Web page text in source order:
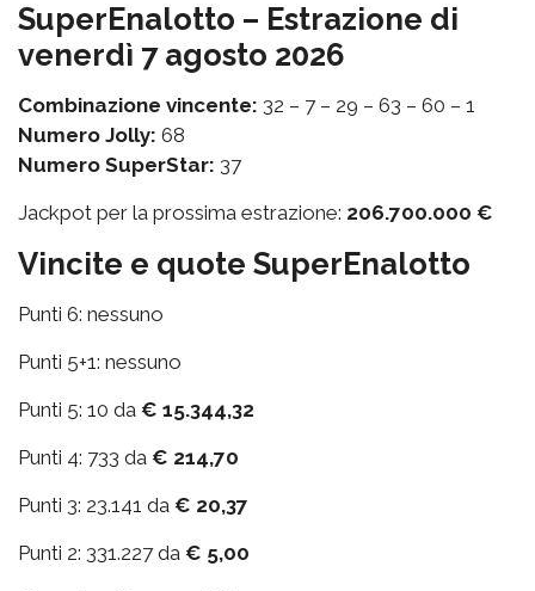
SuperEnalotto – Estrazione di
venerdì 7 agosto 2026
Combinazione vincente: 32 – 7 – 29 – 63 – 60 – 1
Numero Jolly: 68
Numero SuperStar: 37
Jackpot per la prossima estrazione: 206.700.000 €
Vincite e quote SuperEnalotto
Punti 6: nessuno
Punti 5+1: nessuno
Punti 5: 10 da € 15.344,32
Punti 4: 733 da € 214,70
Punti 3: 23.141 da € 20,37
Punti 2: 331.227 da € 5,00